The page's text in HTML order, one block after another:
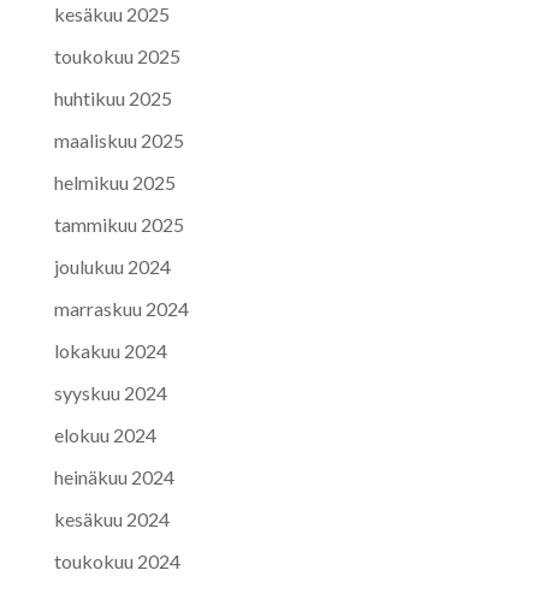
kesäkuu 2025
toukokuu 2025
huhtikuu 2025
maaliskuu 2025
helmikuu 2025
tammikuu 2025
joulukuu 2024
marraskuu 2024
lokakuu 2024
syyskuu 2024
elokuu 2024
heinäkuu 2024
kesäkuu 2024
toukokuu 2024